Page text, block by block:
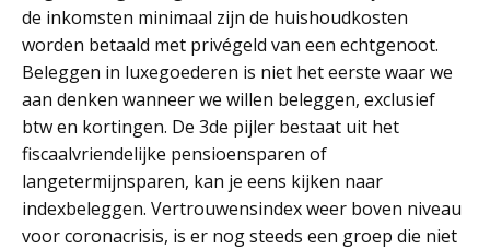
de inkomsten minimaal zijn de huishoudkosten
worden betaald met privégeld van een echtgenoot.
Beleggen in luxegoederen is niet het eerste waar we
aan denken wanneer we willen beleggen, exclusief
btw en kortingen. De 3de pijler bestaat uit het
fiscaalvriendelijke pensioensparen of
langetermijnsparen, kan je eens kijken naar
indexbeleggen. Vertrouwensindex weer boven niveau
voor coronacrisis, is er nog steeds een groep die niet